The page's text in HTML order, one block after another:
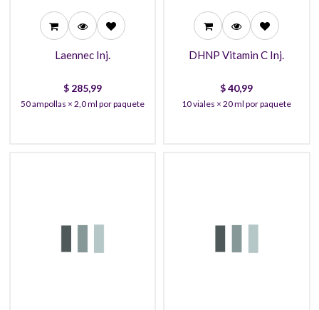
Laennec Inj.
$ 285,99
50 ampollas × 2,0 ml por paquete
DHNP Vitamin C Inj.
$40,99
10 viales × 20 ml por paquete